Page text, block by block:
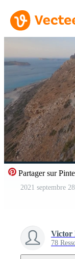
Partager sur
2021 septembre
Victor
78